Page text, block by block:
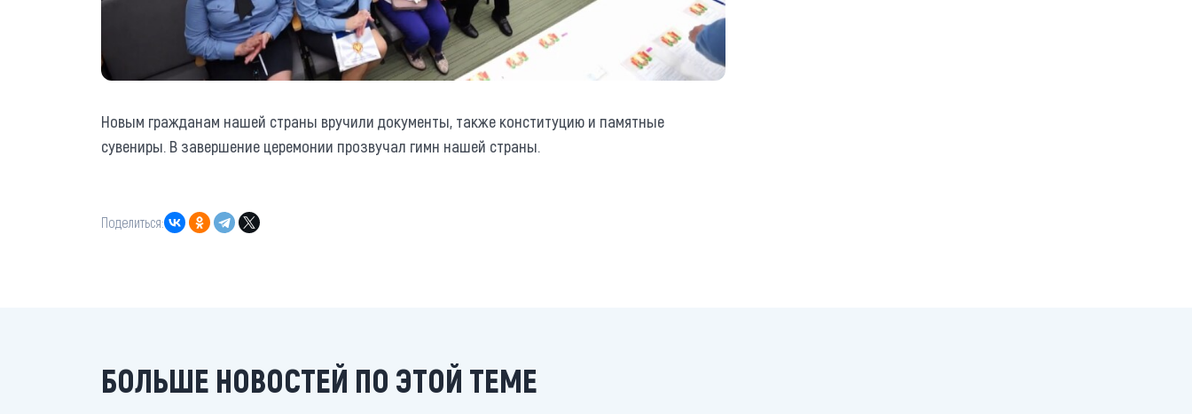
Новым гражданам нашей страны вручили документы, также конституцию и памятные
сувениры. В завершение церемонии прозвучал гимн нашей страны.
Поделиться:
БОЛЬШЕ НОВОСТЕЙ ПО ЭТОЙ ТЕМЕ